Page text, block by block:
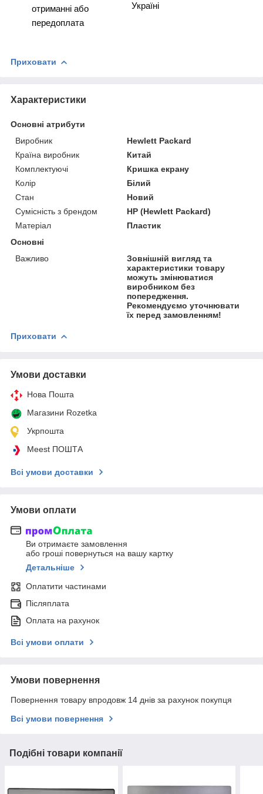
отриманні або
передоплата
Україні
Приховати
Характеристики
Основні атрибути
Виробник
Hewlett Packard
Країна виробник
Китай
Комплектуючі
Кришка екрану
Колір
Білий
Стан
Новий
Сумісність з брендом
HP (Hewlett Packard)
Матеріал
Пластик
Основні
Важливо
Зовнішній вигляд та
характеристики товару
можуть змінюватися
виробником без
попередження.
Рекомендуємо уточнювати
їх перед замовленням!
Приховати
Умови доставки
Нова Пошта
Магазини Rozetka
Укрпошта
Meest ПОШТА
Всі умови доставки
Умови оплати
Ви отримаєте замовлення
або гроші повернуться на вашу картку
Детальніше
Оплатити частинами
Післяплата
Оплата на рахунок
Всі умови оплати
Умови повернення
Повернення товару впродовж 14 днів за рахунок покупця
Всі умови повернення
Подібні товари компанії